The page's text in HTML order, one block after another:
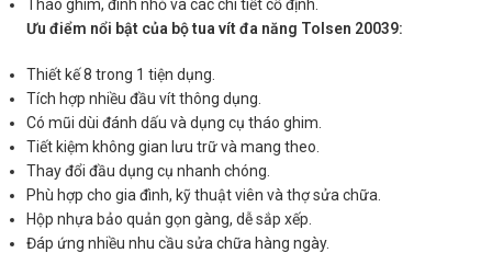
Tháo ghim, đinh nhỏ và các chi tiết cố định.
Ưu điểm nổi bật của bộ tua vít đa năng Tolsen 20039:
Thiết kế 8 trong 1 tiện dụng.
Tích hợp nhiều đầu vít thông dụng.
Có mũi dùi đánh dấu và dụng cụ tháo ghim.
Tiết kiệm không gian lưu trữ và mang theo.
Thay đổi đầu dụng cụ nhanh chóng.
Phù hợp cho gia đình, kỹ thuật viên và thợ sửa chữa.
Hộp nhựa bảo quản gọn gàng, dễ sắp xếp.
Đáp ứng nhiều nhu cầu sửa chữa hàng ngày.